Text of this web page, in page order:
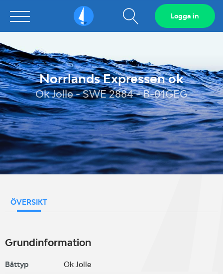
Sailarena Visa
sökfält
Logga in
Norrlands Expressen ok
Ok Jolle - SWE 2884 - B-01GEG
ÖVERSIKT
Grundinformation
Båttyp
Ok Jolle